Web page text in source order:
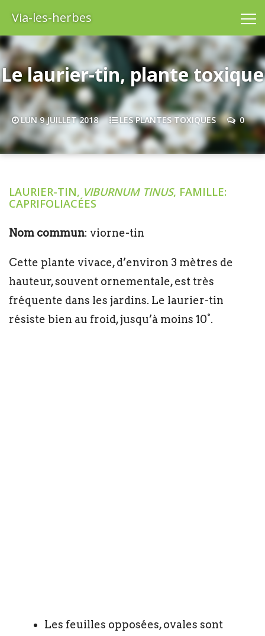
Via-les-herbes
Le laurier-tin, plante toxique
LUN 9 JUILLET 2018 LES PLANTES TOXIQUES 0
LAURIER-TIN, VIBURNUM TINUS, FAMILLE:
CAPRIFOLIACÉES
Nom commun: viorne-tin
Cette plante vivace, d’environ 3 mètres de
hauteur, souvent ornementale, est très
fréquente dans les jardins. Le laurier-tin
résiste bien au froid, jusqu’à moins 10°.
Les feuilles opposées, ovales sont